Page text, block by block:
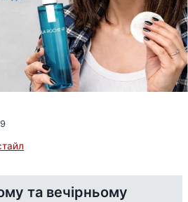
та вечірньому